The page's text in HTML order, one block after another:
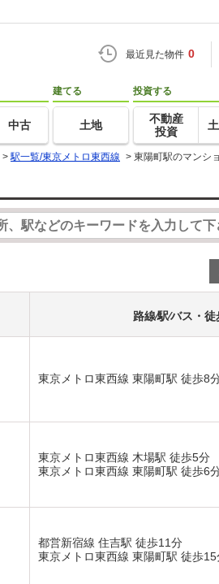
最近見た物件 0
中古
建てる
土地
投資する
不動産
投資
> 駅一覧/東京メトロ東西線 > 東陽町駅のマンシ
路線⁄駅⁄バス・徒
東京メトロ東西線 東陽町駅 徒歩8
東京メトロ東西線 木場駅 徒歩5分
東京メトロ東西線 東陽町駅 徒歩6
都営新宿線 住吉駅 徒歩11分
東京メトロ東西線 東陽町駅 徒歩15